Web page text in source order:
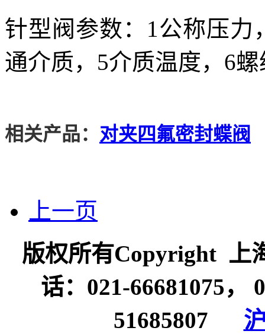
针型阀参数： 1公称压力
通介质， 5介质温度， 6螺
相关产品： 对夹四氟密封蝶阀
上一页
版权所有Copyright
话：021-66681075
51685807